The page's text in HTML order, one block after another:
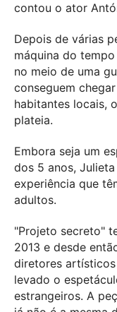
contou o ator
Depois de várias
máquina do
no meio de uma
conseguem
habitantes locais,
plateia.
Embora seja um
dos 5 anos,
experiência que
adultos.
"Projeto secreto"
2013 e desde
diretores artísticos
levado o
estrangeiros. A